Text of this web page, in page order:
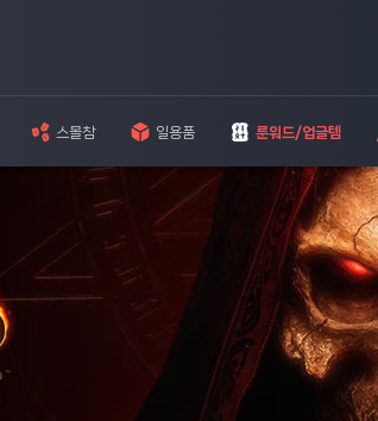
스몰참 일용품 룬워드/업글템